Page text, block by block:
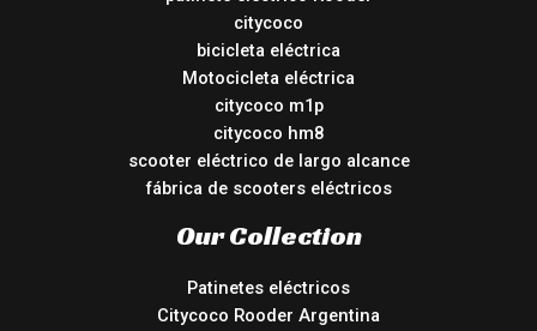
citycoco
bicicleta eléctrica
Motocicleta eléctrica
citycoco m1p
citycoco hm8
scooter eléctrico de largo alcance
fábrica de scooters eléctricos
Our Collection
Patinetes eléctricos
Citycoco Rooder Argentina